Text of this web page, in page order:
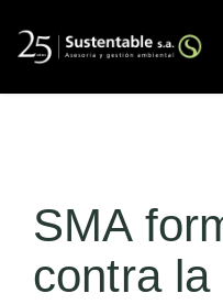
SMA
contra la